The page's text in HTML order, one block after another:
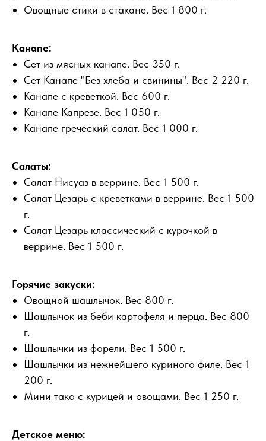
Овощные стики в стакане. Вес 1 800 г.
Канапе:
Сет из мясных канапе. Вес 350 г.
Сет Канапе "Без хлеба и свинины". Вес 2 220 г.
Канапе с креветкой. Вес 600 г.
Канапе Капрезе. Вес 1 050 г.
Канапе греческий салат. Вес 1 000 г.
Салаты:
Салат Нисуаз в веррине. Вес 1 500 г.
Салат Цезарь с креветками в веррине. Вес 1 500
г.
Салат Цезарь классический с курочкой в
веррине. Вес 1 500 г.
Горячие закуски:
Овощной шашлычок. Вес 800 г.
Шашлычок из беби картофеля и перца. Вес 800
г.
Шашлычки из форели. Вес 1 500 г.
Шашлычки из нежнейшего куриного филе. Вес 1
200 г.
Мини тако с курицей и овощами. Вес 1 250 г.
Детское меню: